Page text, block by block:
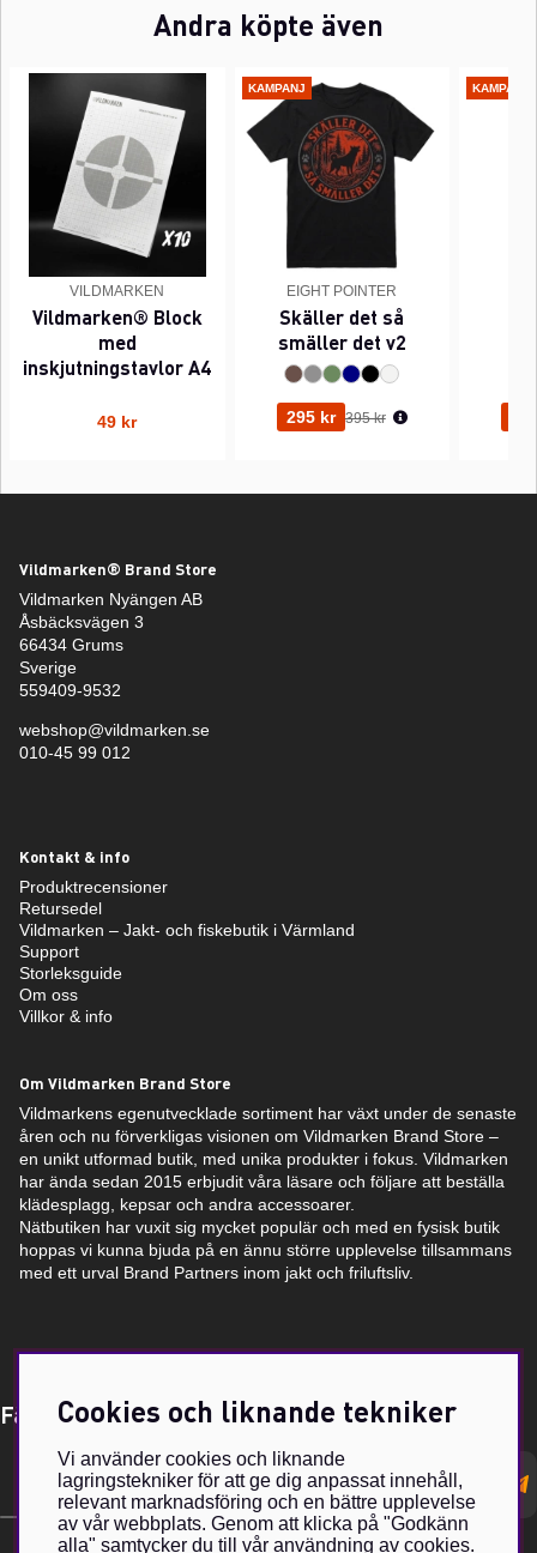
Andra köpte även
VILDMARKEN
Vildmarken® Block
med
inskjutningstavlor A4
49 kr
KAMPANJ
EIGHT POINTER
Skäller det så
smäller det v2
295 kr Ordinarie pris:
395 kr
KAMPANJ
Vildmarken® Brand Store
Vildmarken Nyängen AB
Åsbäcksvägen 3
66434 Grums
Sverige
559409-9532
webshop@vildmarken.se
010-45 99 012
Kontakt & info
Produktrecensioner
Retursedel
Vildmarken – Jakt- och fiskebutik i Värmland
Support
Storleksguide
Om oss
Villkor & info
Om Vildmarken Brand Store
Vildmarkens egenutvecklade sortiment har växt under de senaste
åren och nu förverkligas visionen om Vildmarken Brand Store –
en unikt utformad butik, med unika produkter i fokus. Vildmarken
har ända sedan 2015 erbjudit våra läsare och följare att beställa
klädesplagg, kepsar och andra accessoarer.
Nätbutiken har vuxit sig mycket populär och med en fysisk butik
hoppas vi kunna bjuda på en ännu större upplevelse tillsammans
med ett urval Brand Partners inom jakt och friluftsliv.
Få Magasin Vildmarken direkt till din e-post!*
postadress
Cookies och liknande tekniker
Vi använder cookies och liknande
lagringstekniker för att ge dig anpassat innehåll,
relevant marknadsföring och en bättre upplevelse
av vår webbplats. Genom att klicka på "Godkänn
alla" samtycker du till vår användning av cookies.